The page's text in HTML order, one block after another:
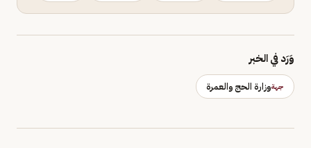
وَرَد في الخبر
جهةوزارة الحج والعمرة